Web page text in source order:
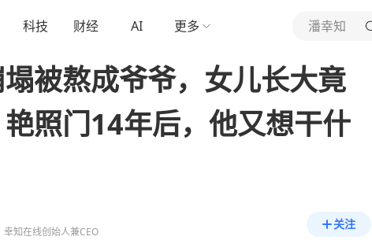
科技 财经 AI 更多 潘幸知
被熬成爷爷，女儿长大竟
照门14年后，他又想干什
幸知在线创始人兼CEO
关注